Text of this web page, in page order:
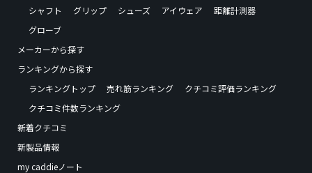
シャフト
グリップ シューズ アイウェア
距離計測器
グローブ
メーカーから探す
ランキングから探す
ランキングトップ
売れ筋ランキング
クチコミ評価ランキング
クチコミ件数ランキング
新着クチコミ
新製品情報
my caddieノート